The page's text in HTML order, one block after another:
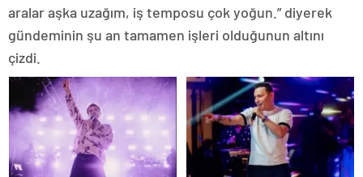
aralar aşka uzağım, iş temposu çok yoğun.” diyerek
gündeminin şu an tamamen işleri olduğunun altını
çizdi.